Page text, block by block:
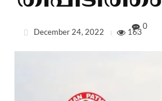
December 24, 2022 163
0